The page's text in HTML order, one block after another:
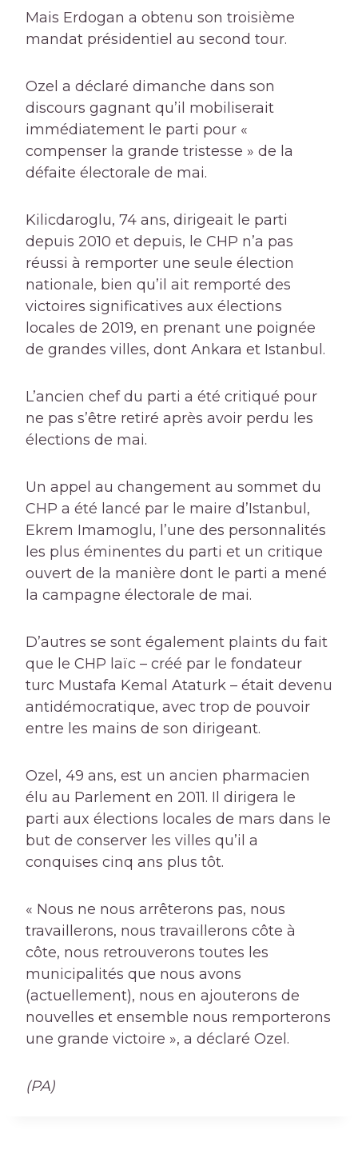
Mais Erdogan a obtenu son troisième
mandat présidentiel au second tour.
Ozel a déclaré dimanche dans son
discours gagnant qu’il mobiliserait
immédiatement le parti pour «
compenser la grande tristesse » de la
défaite électorale de mai.
Kilicdaroglu, 74 ans, dirigeait le parti
depuis 2010 et depuis, le CHP n’a pas
réussi à remporter une seule élection
nationale, bien qu’il ait remporté des
victoires significatives aux élections
locales de 2019, en prenant une poignée
de grandes villes, dont Ankara et Istanbul.
L’ancien chef du parti a été critiqué pour
ne pas s’être retiré après avoir perdu les
élections de mai.
Un appel au changement au sommet du
CHP a été lancé par le maire d’Istanbul,
Ekrem Imamoglu, l’une des personnalités
les plus éminentes du parti et un critique
ouvert de la manière dont le parti a mené
la campagne électorale de mai.
D’autres se sont également plaints du fait
que le CHP laïc – créé par le fondateur
turc Mustafa Kemal Ataturk – était devenu
antidémocratique, avec trop de pouvoir
entre les mains de son dirigeant.
Ozel, 49 ans, est un ancien pharmacien
élu au Parlement en 2011. Il dirigera le
parti aux élections locales de mars dans le
but de conserver les villes qu’il a
conquises cinq ans plus tôt.
« Nous ne nous arrêterons pas, nous
travaillerons, nous travaillerons côte à
côte, nous retrouverons toutes les
municipalités que nous avons
(actuellement), nous en ajouterons de
nouvelles et ensemble nous remporterons
une grande victoire », a déclaré Ozel.
(PA)